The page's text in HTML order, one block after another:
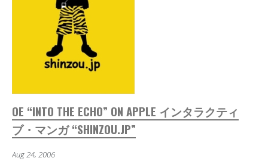
OE “INTO THE ECHO” ON APPLE インタラクティ
ブ・マンガ “SHINZOU.JP”
Aug 24, 2006